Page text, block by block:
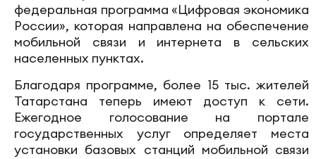
федеральная программа «Цифровая экономика
России», которая направлена на обеспечение
мобильной связи и интернета в сельских
населенных пунктах.
Благодаря программе, более 15 тыс. жителей
Татарстана теперь имеют доступ к сети.
Ежегодное голосование на портале
государственных услуг определяет места
установки базовых станций мобильной связи